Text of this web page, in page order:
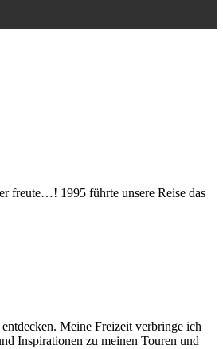
freute…! 1995 führte unsere Reise das
Meine Freizeit verbringe ich
Inspirationen zu meinen Touren und